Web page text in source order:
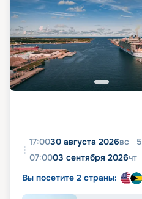
17:0030 августа 2026вс 5
07:0003 сентября 2026чт
Вы посетите 2 страны: